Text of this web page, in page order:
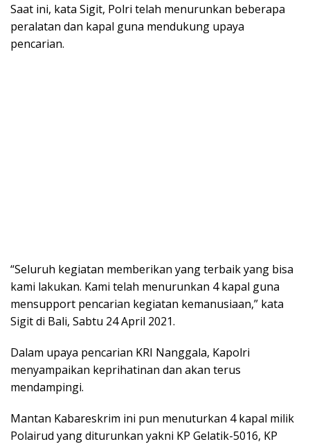
Saat ini, kata Sigit, Polri telah menurunkan beberapa
peralatan dan kapal guna mendukung upaya
pencarian.
“Seluruh kegiatan memberikan yang terbaik yang bisa
kami lakukan. Kami telah menurunkan 4 kapal guna
mensupport pencarian kegiatan kemanusiaan,” kata
Sigit di Bali, Sabtu 24 April 2021.
Dalam upaya pencarian KRI Nanggala, Kapolri
menyampaikan keprihatinan dan akan terus
mendampingi.
Mantan Kabareskrim ini pun menuturkan 4 kapal milik
Polairud yang diturunkan yakni KP Gelatik-5016, KP